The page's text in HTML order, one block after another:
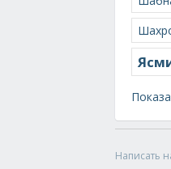
Написать